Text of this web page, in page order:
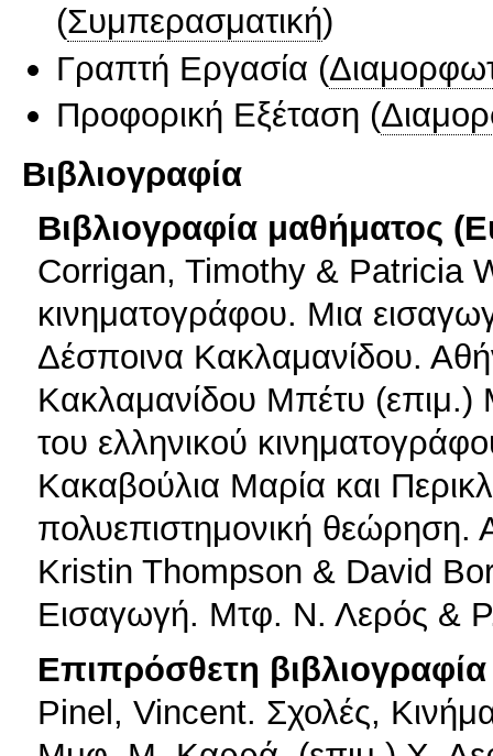
(Συμπερασματική)
Γραπτή Εργασία (
Προφορική Εξέταση (
Βιβλιογραφία
Βιβλιογραφία μαθήματος
Corrigan, Timothy & Patricia
κινηματογράφου. Μια
Δέσποινα Κακλαμανίδου.
Κακλαμανίδου Μπέτυ
του ελληνικού
Κακαβούλια Μαρία και
πολυεπιστημονική
Kristin Thompson & David
Εισαγωγή. Μτφ. Ν. Λερός &
Επιπρόσθετη βιβλιογραφία
Pinel, Vincent. Σχολές,